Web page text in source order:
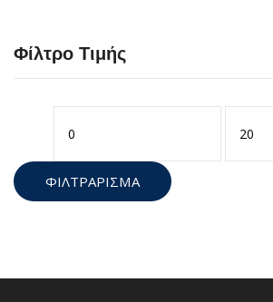
Φίλτρο Τιμής
ΦΙΛΤΡΆΡΙΣΜΑ